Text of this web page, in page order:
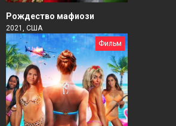
Рождество мафиози
2021, США
Фильм